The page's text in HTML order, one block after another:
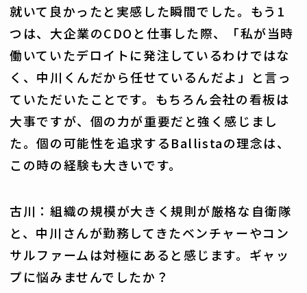
就いて良かったと実感した瞬間でした。もう1
つは、大企業のCDOと仕事した際、「私が当時
働いていたデロイトに発注しているわけではな
く、中川くんだから任せているんだよ」と言っ
ていただいたことです。もちろん会社の看板は
大事ですが、個の力が重要だと強く感じまし
た。個の可能性を追求するBallistaの理念は、
この時の経験も大きいです。
古川：組織の規模が大きく規則が厳格な自衛隊
と、中川さんが勤務してきたベンチャーやコン
サルファームは対極にあると感じます。ギャッ
プに悩みませんでしたか？